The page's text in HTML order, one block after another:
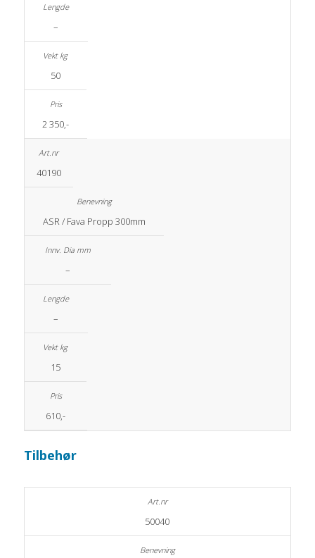
–
50
2 350,-
40190
ASR / Fava Propp 300mm
–
–
15
610,-
Tilbehør
50040